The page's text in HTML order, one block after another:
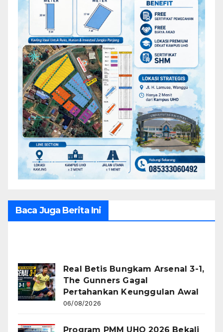
Baca Juga Berita Ini
Real Betis Bungkam Arsenal 3-1,
The Gunners Gagal
Pertahankan Keunggulan Awal
06/08/2026
Program PMM UHO 2026 Bekali